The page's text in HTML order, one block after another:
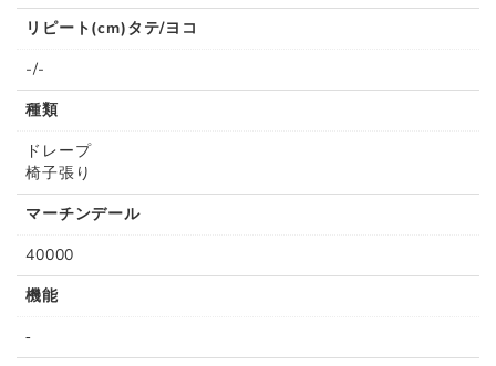
リピート(cm)タテ/ヨコ
-/-
種類
ドレープ
椅子張り
マーチンデール
40000
機能
-